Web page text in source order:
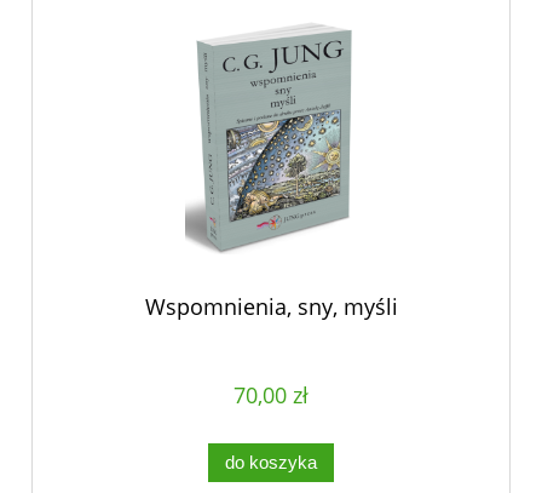
Wspomnienia, sny, myśli
70,00 zł
do koszyka